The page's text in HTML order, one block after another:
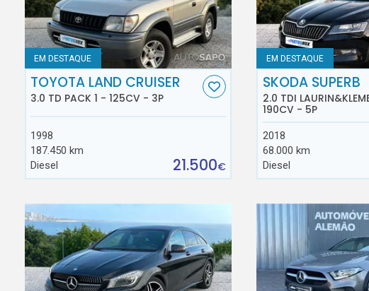
EM DESTAQUE
TOYOTA LAND CRUISER
3.0 TD PACK 1 - 125CV - 3P
1998
187.450 km
Diesel
21.500€
EM DESTAQUE
SKODA SUPERB
2.0 TDI
190CV - 5P
2018
68.000 km
Diesel